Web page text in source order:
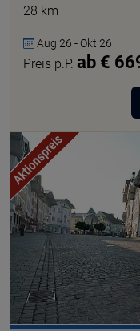
28 km
Aug 26 - Okt 26
Preis p.P. ab €